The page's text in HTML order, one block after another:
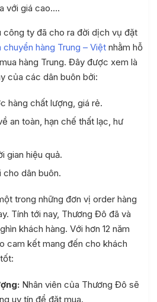
với giá cao….
công ty đã cho ra đời dịch vụ đặt
chuyển hàng Trung – Việt nhằm hỗ
hàng Trung. Đây được xem là
của các dân buôn bởi:
hàng chất lượng, giá rẻ.
an toàn, hạn chế thất lạc, hư
gian hiệu quả.
dân buôn.
trong những đơn vị order hàng
Tính tới nay, Thương Đô đã và
khách hàng. Với hơn 12 năm
cam kết mang đến cho khách
Nhân viên của Thương Đô sẽ
uy tín để đặt mua.